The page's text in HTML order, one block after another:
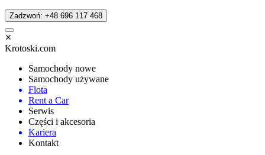
Zadzwoń: +48 696 117 468
Krotoski.com
Samochody nowe
Samochody używane
Flota
Rent a Car
Serwis
Części i akcesoria
Kariera
Kontakt